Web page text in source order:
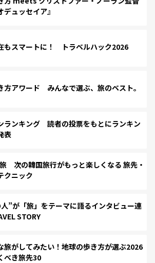
デュッセイア』
もスマートに！ トラベルハック2026
方アワード みんなで選ぶ、旅のベスト。
ランキング 読者の投票をもとにランキン
表
次の韓国旅行がもっと楽しくなる 旅先・
クニック
”が「旅」をテーマに語るインタビュー連
STORY
旅がしてみたい！地球の歩き方が選ぶ2026
べき旅先30